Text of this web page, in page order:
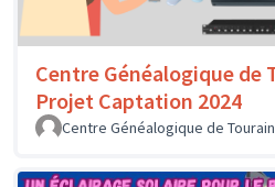
Centre Généalogique de
Projet Captation 2024
Centre Généalogique de